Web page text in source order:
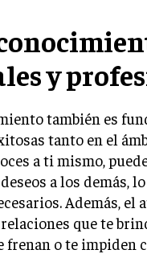
y
también es
tanto en el
a ti mismo,
a los demás,
Además,
que te
frenan o te impiden